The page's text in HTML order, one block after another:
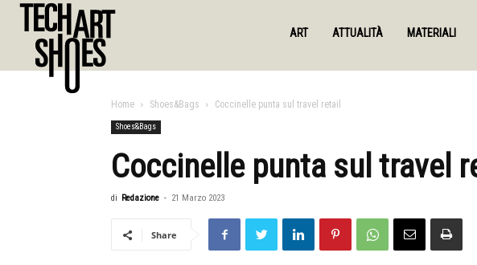
ART ATTUALITÀ MATERIALI
Home Shoes&Bags Coccinelle punta sul travel retail
Shoes&Bags
Coccinelle punta sul travel
di Redazione - 21 Marzo 2023
Share